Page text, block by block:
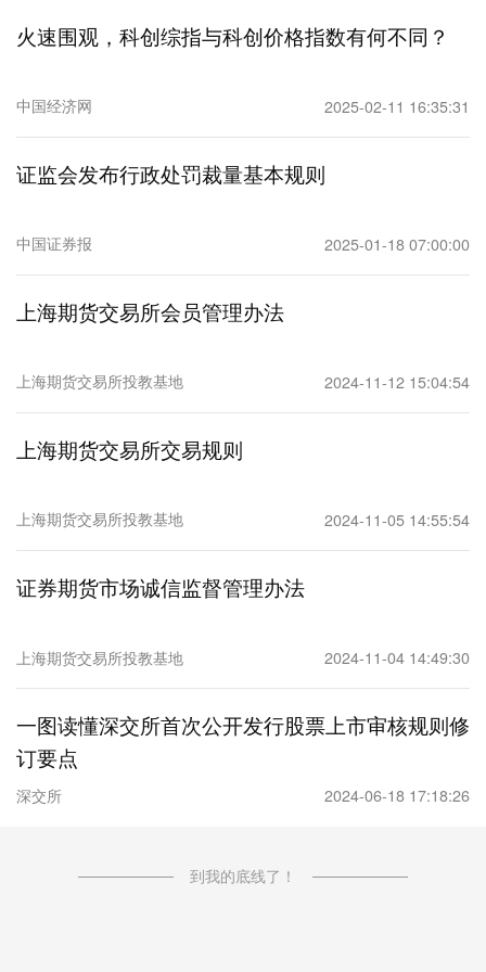
火速围观，科创综指与科创价格指数有何不同？
中国经济网 2025-02-11 16:35:31
证监会发布行政处罚裁量基本规则
中国证券报 2025-01-18 07:00:00
上海期货交易所会员管理办法
上海期货交易所投教基地 2024-11-12 15:04:54
上海期货交易所交易规则
上海期货交易所投教基地 2024-11-05 14:55:54
证券期货市场诚信监督管理办法
上海期货交易所投教基地 2024-11-04 14:49:30
一图读懂深交所首次公开发行股票上市审核规则修
订要点
深交所 2024-06-18 17:18:26
到我的底线了！